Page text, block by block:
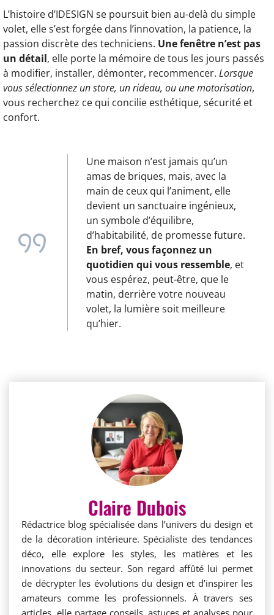
L’histoire d’IDESIGN se poursuit bien au-delà du simple
volet, elle s’est forgée dans l’innovation, la patience, la
passion discrète des techniciens. Une fenêtre n’est pas
un détail, elle porte la mémoire de tous les jours passés
à modifier, installer, démonter, recommencer. Lorsque
vous sélectionnez un store, un rideau, ou une motorisation,
vous recherchez ce qui concilie esthétique, sécurité et
confort.
Une maison n’est jamais qu’un
amas de briques, mais, avec la
main de ceux qui l’animent, elle
devient un sanctuaire ingénieux,
un symbole d’équilibre,
d’habitabilité, de promesse future.
En bref, vous façonnez un
quotidien qui vous ressemble, et
vous espérez, peut-être, que le
matin, derrière votre nouveau
volet, la lumière soit meilleure
qu’hier.
Claire Dubois
Rédactrice blog spécialisée dans l’univers du design et
de la décoration intérieure. Spécialiste des tendances
déco, elle explore les styles, les matières et les
innovations du secteur. Son regard affûté lui permet
de décrypter les évolutions du design et d’inspirer les
amateurs comme les professionnels. À travers ses
articles, elle partage conseils, astuces et analyses pour